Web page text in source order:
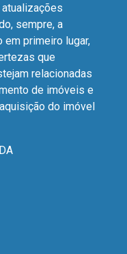
sempre, a
em primeiro lugar,
que
relacionadas
de imóveis e
do imóvel